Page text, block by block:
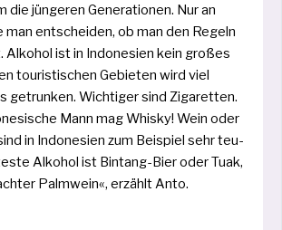
die jün­ge­ren Generationen. Nur an
man ent­schei­den, ob man den Regeln
Alkohol ist in Indonesien kein gro­ßes
tou­ris­ti­schen Gebieten wird viel
getrun­ken. Wichtiger sind Zigaretten.
Mann mag Whisky! Wein oder
in Indonesien zum Beispiel sehr teu­
Alkohol ist Bintang-Bier oder Tuak,
Palmwein«, erzählt Anto.